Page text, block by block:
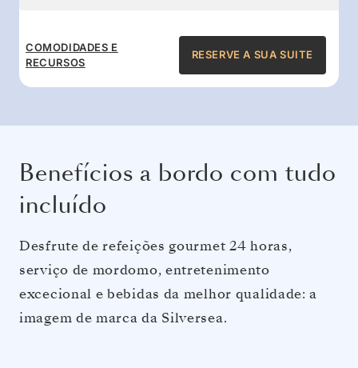
COMODIDADES E
RECURSOS
RESERVE A SUA SUITE
Benefícios a bordo com tudo
incluído
Desfrute de refeições gourmet 24 horas,
serviço de mordomo, entretenimento
excecional e bebidas da melhor qualidade: a
imagem de marca da Silversea.